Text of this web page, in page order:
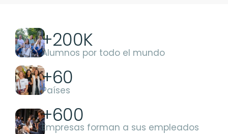
+200K
Alumnos por todo el mundo
+60
Países
+600
Empresas forman a sus empleados